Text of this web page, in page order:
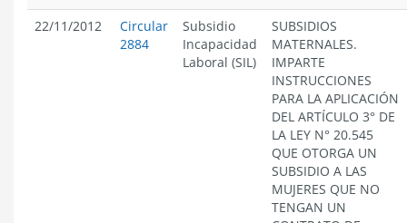
22/11/2012
Circular
2884
Subsidio
Incapacidad
Laboral (SIL)
SUBSIDIOS
MATERNALES.
IMPARTE
INSTRUCCIONES
PARA LA APLICACIÓN
DEL ARTÍCULO 3° DE
LA LEY N° 20.545
QUE OTORGA UN
SUBSIDIO A LAS
MUJERES QUE NO
TENGAN UN